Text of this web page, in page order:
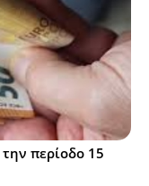
περίοδο 15